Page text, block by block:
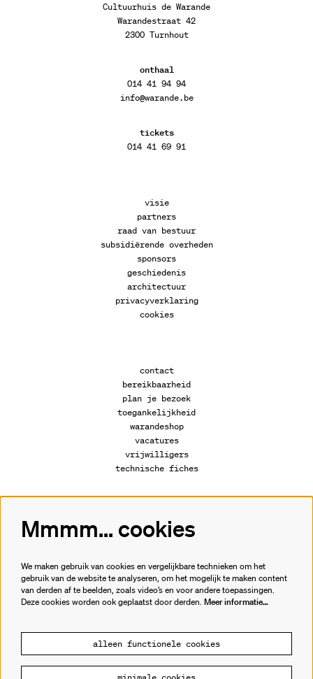
Cultuurhuis de Warande
Warandestraat 42
2300 Turnhout
onthaal
014 41 94 94
info@warande.be
tickets
014 41 69 91
visie
partners
raad van bestuur
subsidiërende overheden
sponsors
geschiedenis
architectuur
privacyverklaring
cookies
contact
bereikbaarheid
plan je bezoek
toegankelijkheid
warandeshop
vacatures
vrijwilligers
technische fiches
Volg ons
Meld je aan voor de nieuwsbrief.
Mmmm... cookies
We maken gebruik van cookies en vergelijkbare technieken om het
gebruik van de website te analyseren, om het mogelijk te maken content
van derden af te beelden, zoals video’s en voor andere toepassingen.
Deze cookies worden ook geplaatst door derden. Meer informatie…
alleen functionele cookies